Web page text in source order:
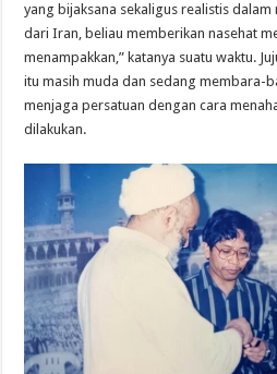
yang bijaksana sekaligus realistis dalam
dari Iran, beliau memberikan nasehat
menampakkan,” katanya suatu waktu.
itu masih muda dan sedang membara-
menjaga persatuan dengan cara
dilakukan.